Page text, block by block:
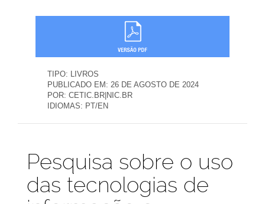
TIPO: LIVROS
PUBLICADO EM: 26 DE AGOSTO DE 2024
POR: CETIC.BR|NIC.BR
IDIOMAS: PT/EN
Publicações
Pesquisa sobre o uso
das tecnologias de